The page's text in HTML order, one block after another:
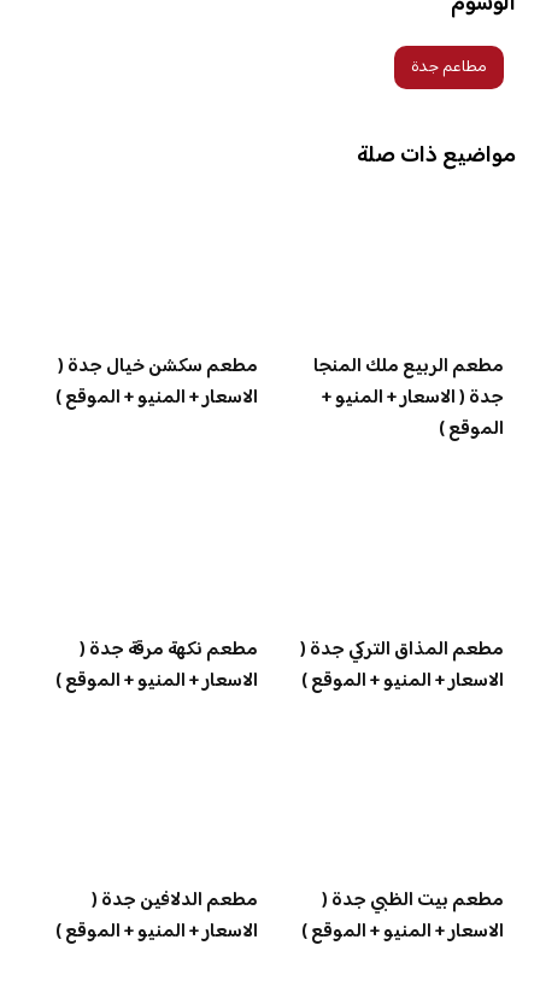
مطاعم جدة
مواضيع ذات صلة
مطعم الربيع ملك المنجا
جدة ( الاسعار + المنيو +
الموقع )
مطعم سكشن خيال جدة (
الاسعار + المنيو + الموقع )
مطعم المذاق التركي جدة (
الاسعار + المنيو + الموقع )
مطعم نكهة مرقة جدة (
الاسعار + المنيو + الموقع )
مطعم بيت الظبي جدة (
الاسعار + المنيو + الموقع )
مطعم الدلافين جدة (
الاسعار + المنيو + الموقع )